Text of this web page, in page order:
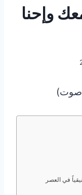
وإحنا
في العصر